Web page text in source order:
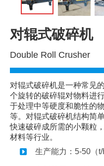
对辊式破碎机
Double Roll Crusher
对辊式破碎机是一种常见
个旋转的破碎辊对物料进
于处理中等硬度和脆性的
等。对辊式破碎机结构简
快速破碎成所需的小颗粒
材料等行业。
生产能力：5-50（t/